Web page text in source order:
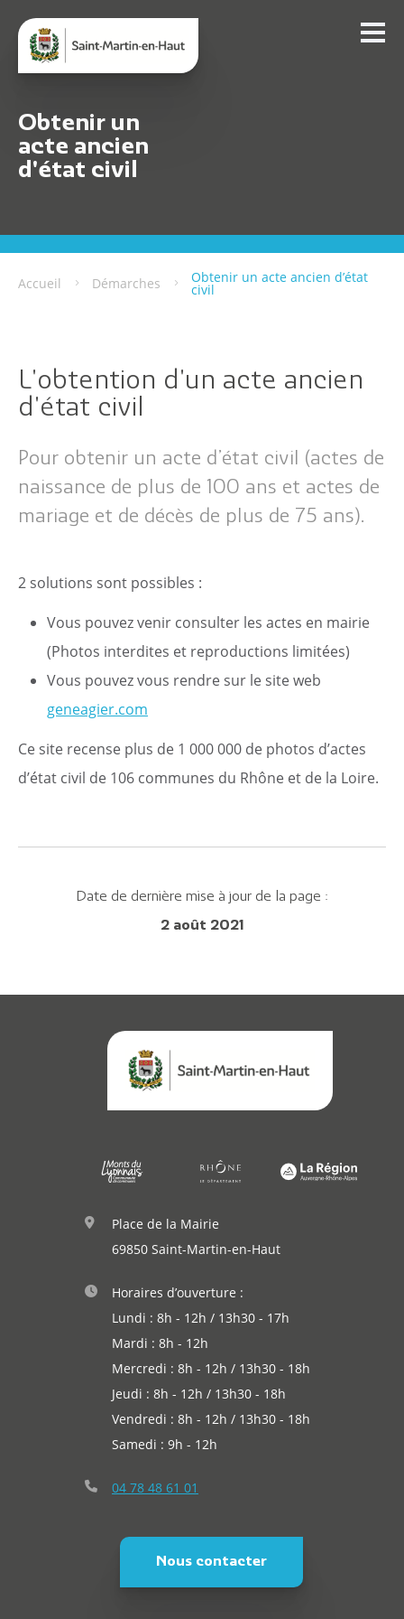
Obtenir un
acte ancien
d'état civil
Accueil Démarches Obtenir un acte ancien d’état
civil
L'obtention d'un acte ancien
d'état civil
Pour obtenir un acte d’état civil (actes de
naissance de plus de 100 ans et actes de
mariage et de décès de plus de 75 ans).
2 solutions sont possibles :
Vous pouvez venir consulter les actes en mairie
(Photos interdites et reproductions limitées)
Vous pouvez vous rendre sur le site web
geneagier.com
Ce site recense plus de 1 000 000 de photos d’actes
d’état civil de 106 communes du Rhône et de la Loire.
Date de dernière mise à jour de la page :
2 août 2021
Place de la Mairie
69850 Saint-Martin-en-Haut
Horaires d’ouverture :
Lundi : 8h - 12h / 13h30 - 17h
Mardi : 8h - 12h
Mercredi : 8h - 12h / 13h30 - 18h
Jeudi : 8h - 12h / 13h30 - 18h
Vendredi : 8h - 12h / 13h30 - 18h
Samedi : 9h - 12h
04 78 48 61 01
Nous contacter
Citoyen
Dynamique
Annuaire
Agenda
Démarches
Annuaire
Actualités